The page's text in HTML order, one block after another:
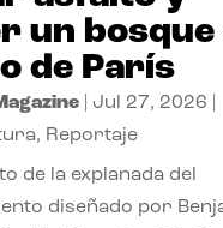
un bosque
de París
| Jul 27, 2026
, Reportaje
de la explanada del
diseñado por